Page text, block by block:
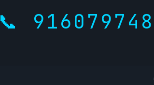
📞 916079748